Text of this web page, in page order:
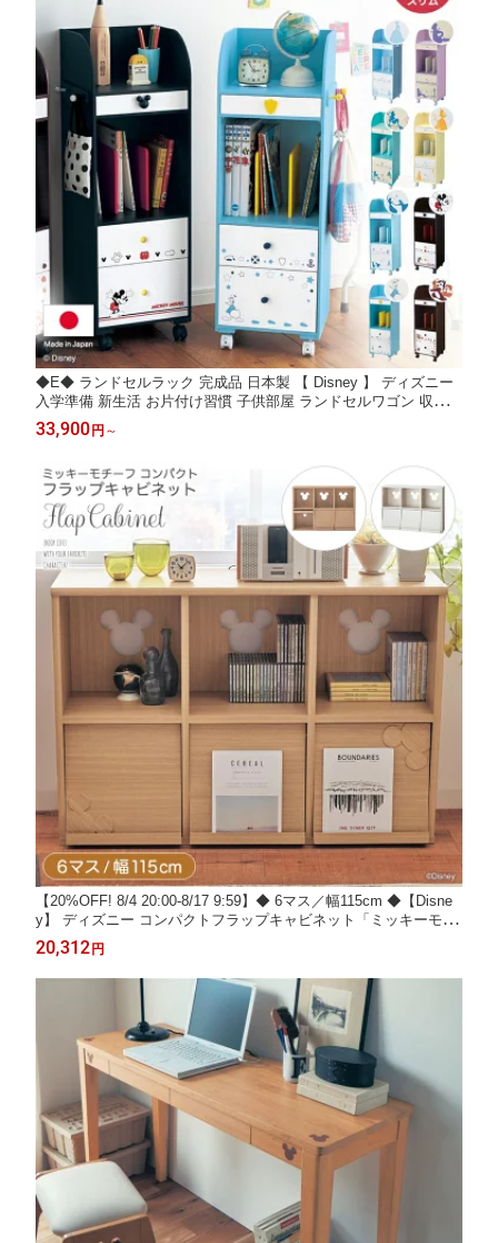
◆E◆ ランドセルラック 完成品 日本製 【 Disney 】 ディズニー
入学準備 新生活 お片付け習慣 子供部屋 ランドセルワゴン 収納
シンデレラ ラプンツェル アリエル ベル アナと雪の女王 カーズ
ミッキーマウス ドナルドダック チップ＆デール ランドセル収納
33,900円 ～
【20%OFF! 8/4 20:00-8/17 9:59】◆ 6マス／幅115cm ◆【Disne
y】 ディズニー コンパクトフラップキャビネット「ミッキーモチ
ーフ」「ナチュラル ホワイト」 ◇ 家具 ファニチャー リビング
チェスト キャビネット リビングボード サイドボード 棚 新生活
◇
20,312円